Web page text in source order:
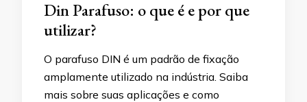
Din Parafuso: o que é e por que
utilizar?
O parafuso DIN é um padrão de fixação
amplamente utilizado na indústria. Saiba
mais sobre suas aplicações e como